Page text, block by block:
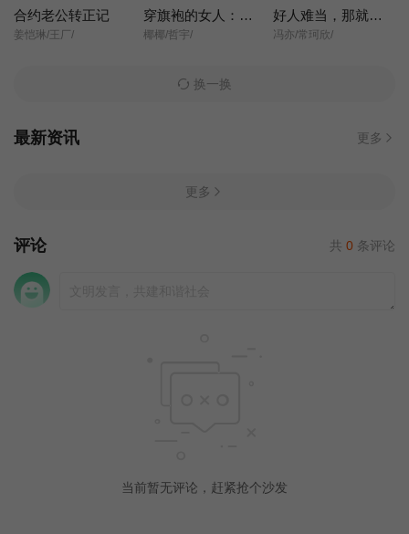
合约老公转正记
姜恺琳/王厂/
穿旗袍的女人：旗遇
椰椰/哲宇/
好人难当，那就不当了
冯亦/常珂欣/
换一换
最新资讯 更多
更多
评论 共 0 条评论
当前暂无评论，赶紧抢个沙发